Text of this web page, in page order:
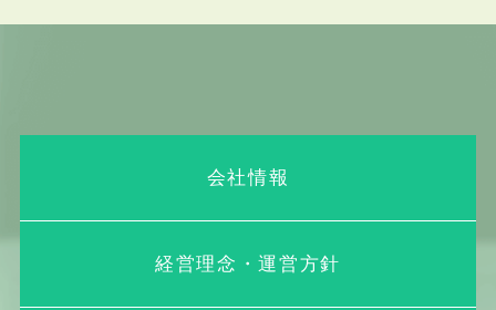
会社情報
経営理念・運営方針